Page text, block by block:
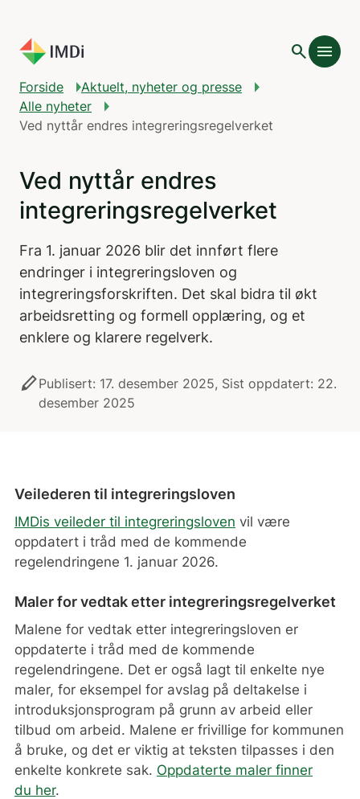
search menu
Forside
Aktuelt, nyheter og presse
Alle nyheter
Ved nyttår endres integreringsregelverket
Ved nyttår endres
integreringsregelverket
Fra 1. januar 2026 blir det innført flere
endringer i integreringsloven og
integreringsforskriften. Det skal bidra til økt
arbeidsretting og formell opplæring, og et
enklere og klarere regelverk.
stylusPublisert: 17. desember 2025, Sist oppdatert: 22.
desember 2025
Veilederen til integreringsloven
IMDis veileder til integreringsloven vil være
oppdatert i tråd med de kommende
regelendringene 1. januar 2026.
Maler for vedtak etter integreringsregelverket
Malene for vedtak etter integreringsloven er
oppdaterte i tråd med de kommende
regelendringene. Det er også lagt til enkelte nye
maler, for eksempel for avslag på deltakelse i
introduksjonsprogram på grunn av arbeid eller
tilbud om arbeid. Malene er frivillige for kommunen
å bruke, og det er viktig at teksten tilpasses i den
enkelte konkrete sak. Oppdaterte maler finner
du her.